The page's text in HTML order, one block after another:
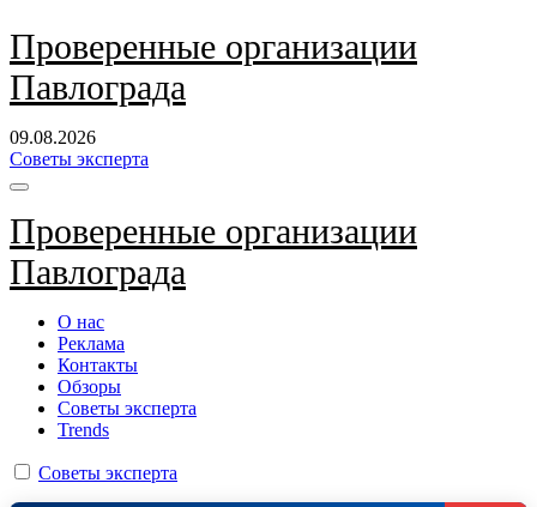
Перейти
к
содержанию
Проверенные организации
Павлограда
09.08.2026
Советы эксперта
Проверенные организации
Павлограда
О нас
Реклама
Контакты
Обзоры
Советы эксперта
Trends
Советы эксперта